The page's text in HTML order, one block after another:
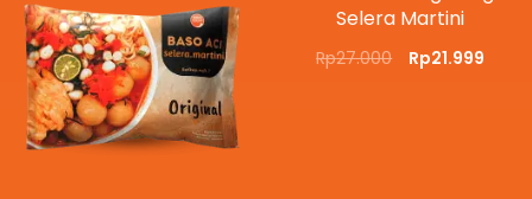
Selera Martini
Rp27.000 Rp21.999